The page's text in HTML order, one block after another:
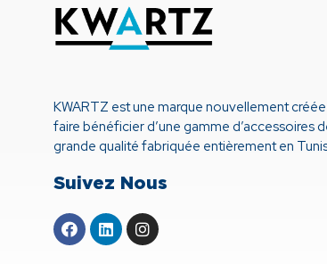
KWARTZ est une marque nouvellement
faire bénéficier d’une gamme d’accessoires
grande qualité fabriquée entièrement en
Suivez Nous